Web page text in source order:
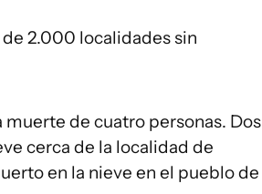
2.000 localidades sin
de cuatro personas. Dos
cerca de la localidad de
en la nieve en el pueblo de